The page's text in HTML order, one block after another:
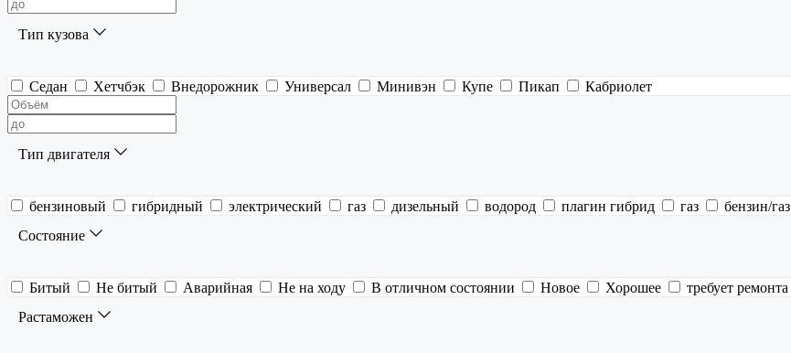
Тип кузова
Седан Хетчбэк Внедорожник Универсал Минивэн Купе Пикап Кабриолет
Тип двигателя
бензиновый гибридный электрический газ дизельный водород плагин гибрид газ
бензин/газ
Состояние
Битый Не битый Аварийная Не на ходу В отличном состоянии Новое Хорошее
требует ремонта
Растаможен